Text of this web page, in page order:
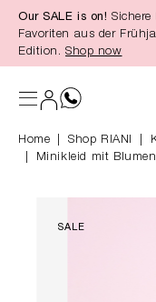
springen
Our SALE is on!
Favoriten aus der
Edition. Shop now
Home Shop RIANI
Minikleid mit
SALE